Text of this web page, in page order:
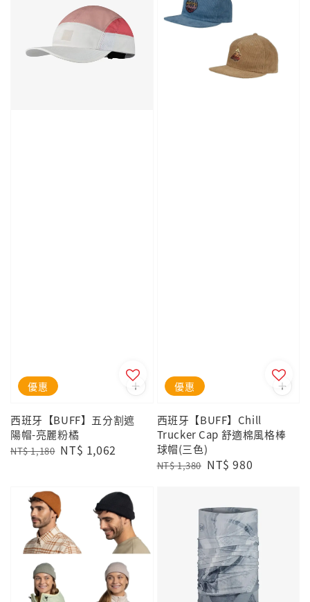
優惠
西班牙【BUFF】五分割遮
陽帽-亮麗粉橘
Regular
NT$ 1,180 Sale
NT$ 1,062
優惠
西班牙【BUFF】Chill
Trucker Cap 舒適棉風格棒
球帽(三色)
Regular
NT$ 1,380 Sale
NT$ 980